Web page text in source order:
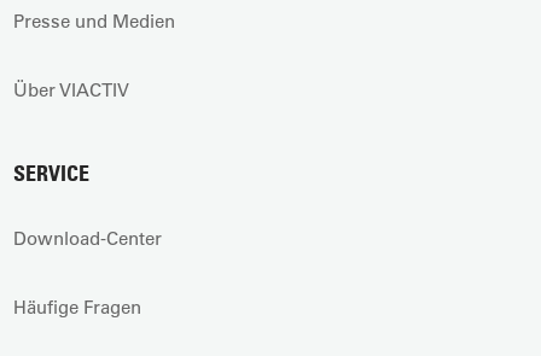
Presse und Medien
Über VIACTIV
SERVICE
Download-Center
Häufige Fragen